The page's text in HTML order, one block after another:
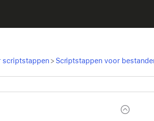
scriptstappen> Scriptstappen voor